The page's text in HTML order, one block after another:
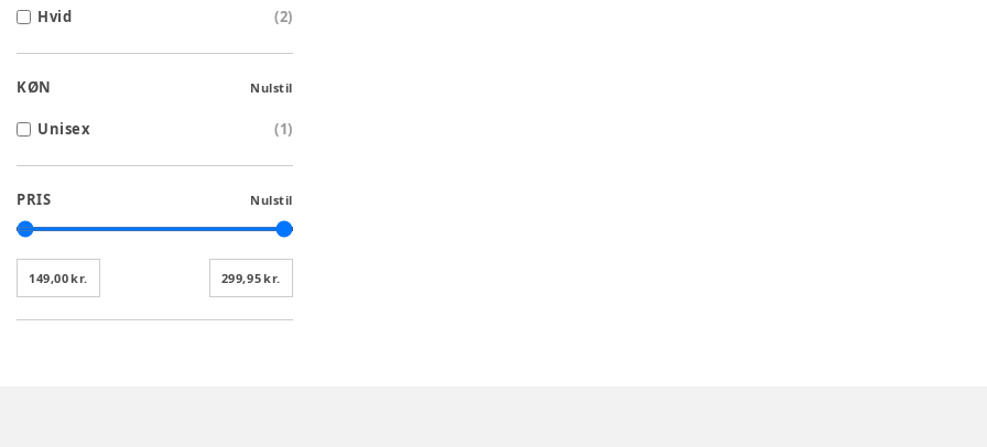
Hvid
(2)
KØN Nulstil
Unisex (1)
PRIS Nulstil
149,00 kr. 299,95 kr.